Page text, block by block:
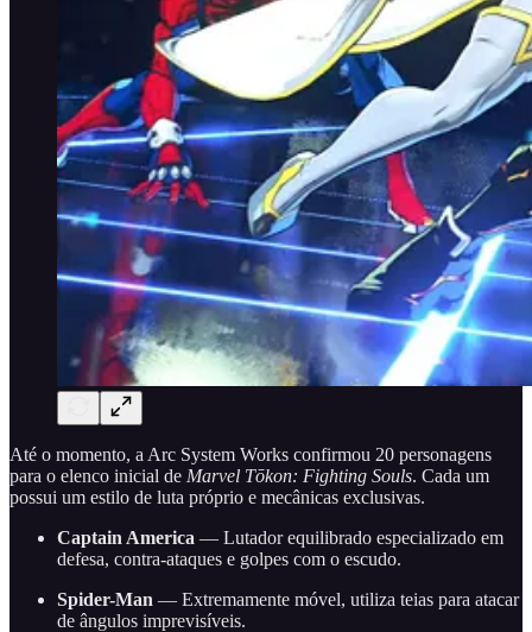
Até o momento, a Arc System Works confirmou 20 personagens
para o elenco inicial de Marvel Tōkon: Fighting Souls. Cada um
possui um estilo de luta próprio e mecânicas exclusivas.
Captain America — Lutador equilibrado especializado em
defesa, contra-ataques e golpes com o escudo.
Spider-Man — Extremamente móvel, utiliza teias para atacar
de ângulos imprevisíveis.